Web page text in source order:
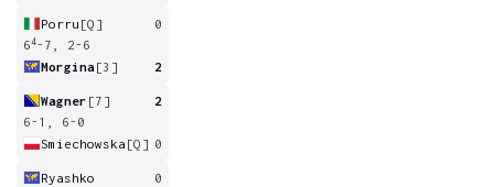
Porru [Q]
0
64-7, 2-6
Morgina[3] 2
Wagner [7]
2
6-1, 6-0
Smiechowska [Q] 0
Ryashko
0